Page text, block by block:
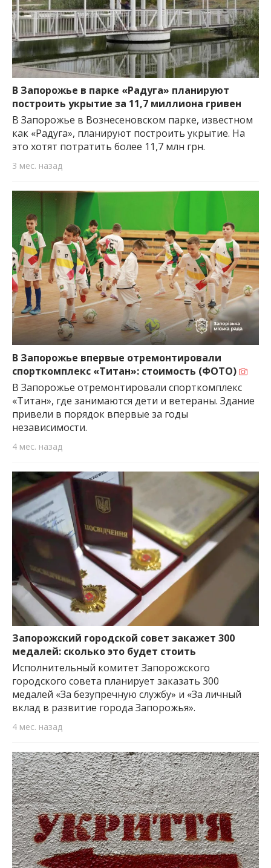
В Запорожье в парке «Радуга» планируют
построить укрытие за 11,7 миллиона гривен
В Запорожье в Вознесеновском парке, известном
как «Радуга», планируют построить укрытие. На
это хотят потратить более 11,7 млн грн.
3 мес. назад
В Запорожье впервые отремонтировали
спорткомплекс «Титан»: стоимость (ФОТО)
В Запорожье отремонтировали спорткомплекс
«Титан», где занимаются дети и ветераны. Здание
привели в порядок впервые за годы
независимости.
4 мес. назад
Запорожский городской совет закажет 300
медалей: сколько это будет стоить
Исполнительный комитет Запорожского
городского совета планирует заказать 300
медалей «За безупречную службу» и «За личный
вклад в развитие города Запорожья».
4 мес. назад